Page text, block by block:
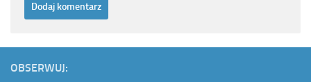
OBSERWUJ: